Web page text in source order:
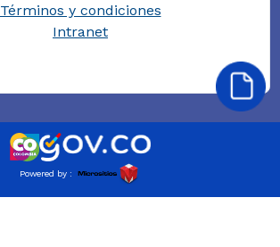
Términos y condiciones
Intranet
Powered by :